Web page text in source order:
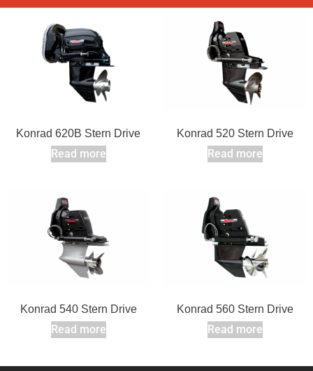
Konrad 620B Stern Drive
Read more
Konrad 520 Stern Drive
Read more
Konrad 540 Stern Drive
Read more
Konrad 560 Stern Drive
Read more